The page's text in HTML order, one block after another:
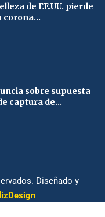
de EE.UU. pierde
corona...
sobre supuesta
captura de...
Diseñado y